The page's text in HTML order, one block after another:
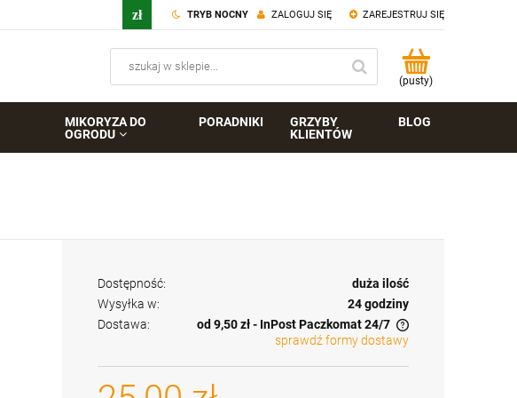
ZAREJESTRUJ SIĘ
ZALOGUJ SIĘ
TRYB NOCNY
(pusty)
MIKORYZA DO
OGRODU
PORADNIKI
GRZYBY
KLIENTÓW
BLOG
Dostępność:
duża ilość
Wysyłka w:
24 godziny
Dostawa:
od 9,50 zł- InPost Paczkomat 24/7
Cena nie zawiera ewentualnych kosztów
płatności
sprawdź formy dostawy